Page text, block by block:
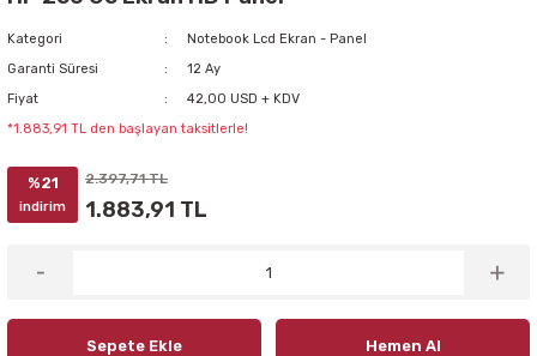
Kategori
Notebook Lcd Ekran - Panel
Garanti Süresi
12 Ay
Fiyat
42,00 USD + KDV
*1.883,91 TL den başlayan taksitlerle!
%21
indirim
2.397,71 TL
1.883,91 TL
Sepete Ekle Hemen Al